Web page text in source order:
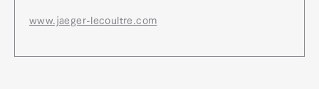
www.jaeger-lecoultre.com